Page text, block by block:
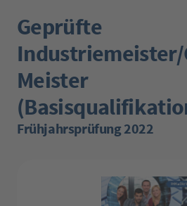
Geprüfte
Meister
Frühjahrsprüfung 2022